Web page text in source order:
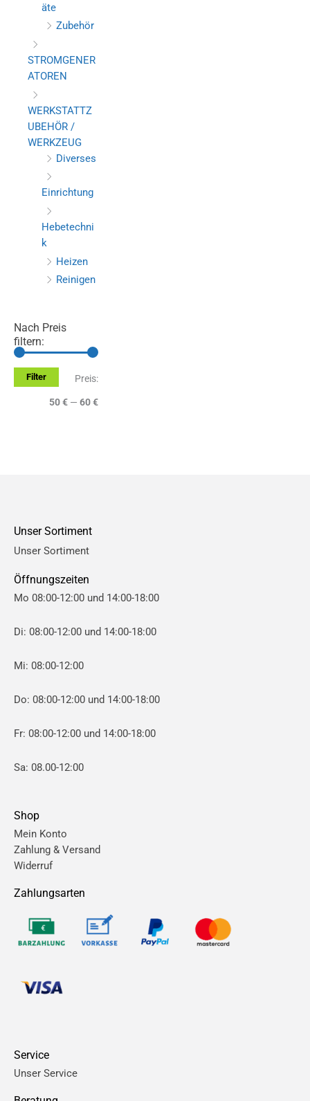
äte
Zubehör
STROMGENER
ATOREN
WERKSTATTZ
UBEHÖR /
WERKZEUG
Diverses
Einrichtung
Hebetechni
k
Heizen
Reinigen
Nach Preis
filtern:
M
i
M
a
Filter
Preis:
50 € —60 €
Unser Sortiment
Unser Sortiment
Öffnungszeiten
Mo 08:00-12:00 und 14:00-18:00
Di: 08:00-12:00 und 14:00-18:00
Mi: 08:00-12:00
Do: 08:00-12:00 und 14:00-18:00
Fr: 08:00-12:00 und 14:00-18:00
Sa: 08.00-12:00
Shop
Mein Konto
Zahlung & Versand
Widerruf
Zahlungsarten
Service
Unser Service